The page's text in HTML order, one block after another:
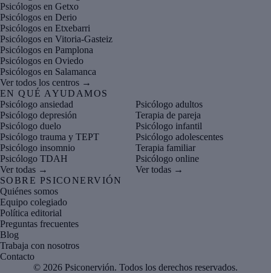
Psicólogos en Getxo
Psicólogos en Derio
Psicólogos en Etxebarri
Psicólogos en Vitoria-Gasteiz
Psicólogos en Pamplona
Psicólogos en Oviedo
Psicólogos en Salamanca
Ver todos los centros →
EN QUÉ AYUDAMOS
Psicólogo ansiedad
Psicólogo depresión
Psicólogo duelo
Psicólogo trauma y TEPT
Psicólogo insomnio
Psicólogo TDAH
Ver todas →
Psicólogo adultos
Terapia de pareja
Psicólogo infantil
Psicólogo adolescentes
Terapia familiar
Psicólogo online
Ver todas →
SOBRE PSICONERVIÓN
Quiénes somos
Equipo colegiado
Política editorial
Preguntas frecuentes
Blog
Trabaja con nosotros
Contacto
© 2026 Psiconervión. Todos los derechos reservados.